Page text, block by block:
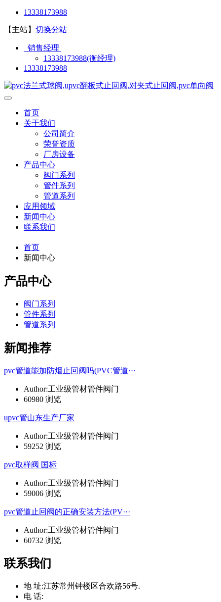
13338173988
【主站】 切换分站
销售经理
13338173988(衡经理)
13338173988
首页
关于我们
公司简介
荣誉资质
厂房设备
产品中心
阀门系列
管件系列
管道系列
应用领域
新闻中心
联系我们
首页
新闻中心
产品中心
阀门系列
管件系列
管道系列
新闻推荐
pvc管道能加防烟止回阀吗(PVC管道···
Author:工业级管材管件阀门
60980 浏览
upvc管山东生产厂家
Author:工业级管材管件阀门
59252 浏览
pvc取样阀 国标
Author:工业级管材管件阀门
59006 浏览
pvc管道止回阀的正确安装方法(PV···
Author:工业级管材管件阀门
60732 浏览
联系我们
地 址:江苏常州钟楼区合欢路56号.
电 话: